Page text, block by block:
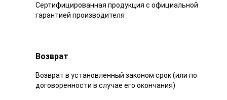
Сертифицированная продукция с официальной
гарантией производителя
Возврат
Возврат в установленный законом срок (или по
договоренности в случае его окончания)